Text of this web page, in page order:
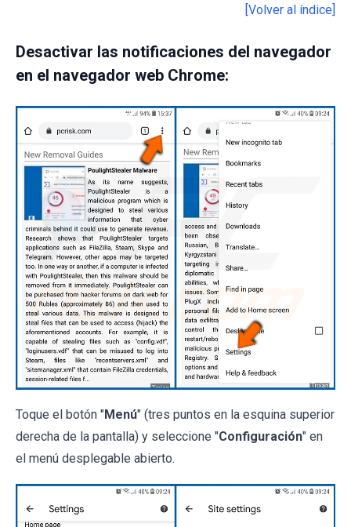
[Volver al índice]
Desactivar las notificaciones del navegador
en el navegador web Chrome:
Toque el botón "Menú" (tres puntos en la esquina superior
derecha de la pantalla) y seleccione "Configuración" en
el menú desplegable abierto.